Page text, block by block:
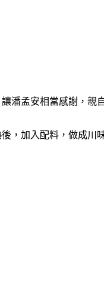
潘孟安相當感謝，親
，加入配料，做成